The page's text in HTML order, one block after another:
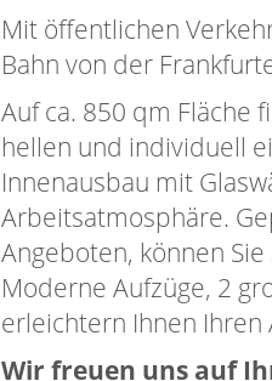
Mit öffentlichen
Bahn von der
Auf ca. 850 qm Fläche
hellen und individuell
Innenausbau mit
Arbeitsatmosphäre.
Angeboten, können
Moderne Aufzüge, 2
erleichtern Ihnen Ihren
Wir freuen uns auf